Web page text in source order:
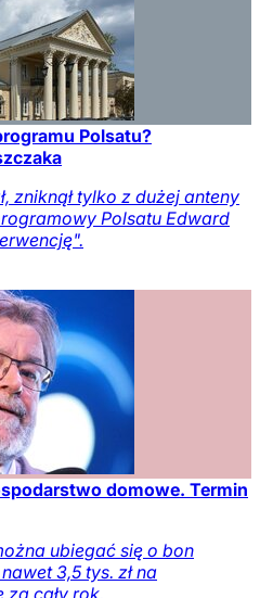
Polsatu?
zniknął tylko z dużej anteny
Polsatu Edward
domowe. Termin
ubiegać się o bon
3,5 tys. zł na
cały rok.